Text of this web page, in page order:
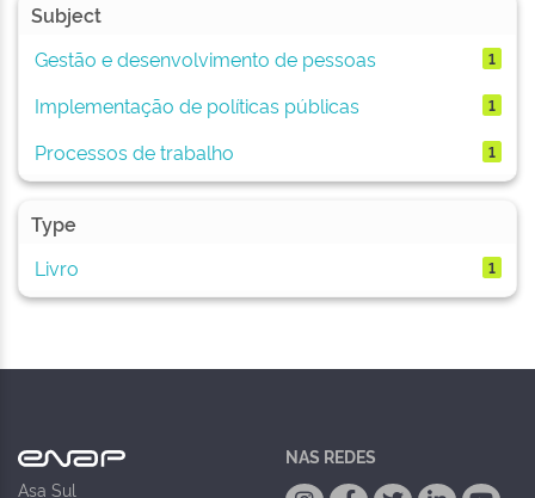
Subject
Gestão e desenvolvimento de pessoas
1
Implementação de políticas públicas 1
Processos de trabalho 1
Type
Livro
1
Asa Sul
NAS REDES